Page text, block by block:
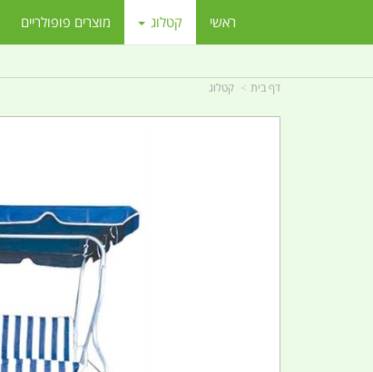
ראשי קטלוג מוצרים פופולריים
דף בית קטלוג